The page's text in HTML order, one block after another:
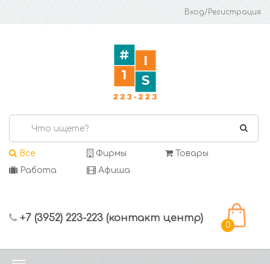
Вход/Регистрация
Все Фирмы
Товары
Работа
Афиша
+7 (3952) 223-223 (контакт центр)
0